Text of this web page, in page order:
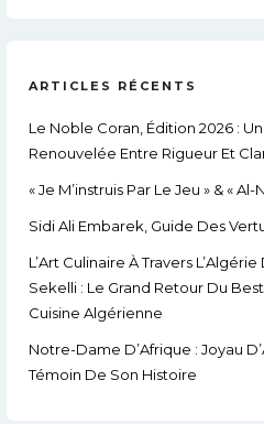
ARTICLES RÉCENTS
Le Noble Coran, Édition 2026 :
Renouvelée Entre Rigueur Et
« Je M’instruis Par Le Jeu » & « Al-
Sidi Ali Embarek, Guide Des
L’Art Culinaire À Travers
Sekelli : Le Grand Retour Du
Cuisine Algérienne
Notre-Dame D’Afrique : Joyau
Témoin De Son Histoire